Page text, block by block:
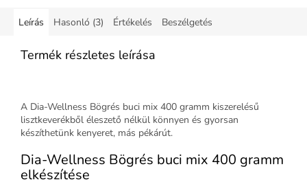
Leírás Hasonló (3) Értékelés Beszélgetés
Termék részletes leírása
A Dia-Wellness Bögrés buci mix 400 gramm kiszerelésű
lisztkeverékből éleszető nélkül könnyen és gyorsan
készíthetünk kenyeret, más pékárút.
Dia-Wellness Bögrés buci mix 400 gramm
elkészítése